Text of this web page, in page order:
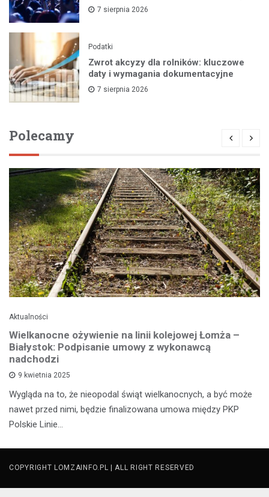
7 sierpnia 2026
Podatki
Zwrot akcyzy dla rolników: kluczowe
daty i wymagania dokumentacyjne
7 sierpnia 2026
Polecamy
Aktualności
Wielkanocne ożywienie na linii kolejowej Łomża –
Białystok: Podpisanie umowy z wykonawcą
nadchodzi
9 kwietnia 2025
Wygląda na to, że nieopodal świąt wielkanocnych, a być może
nawet przed nimi, będzie finalizowana umowa między PKP
Polskie Linie…
COPYRIGHT LOMZAINFO.PL | ALL RIGHT RESERVED